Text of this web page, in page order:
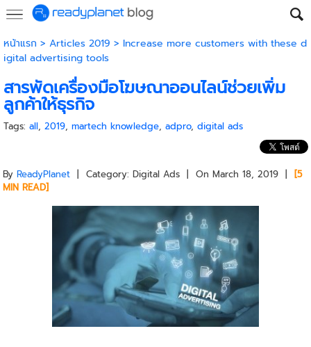
หน้าแรก > Articles 2019 > Increase more customers with these d
igital advertising tools
สารพัดเครื่องมือโฆษณาออนไลน์ช่วยเพิ่ม
ลูกค้าให้ธุรกิจ
Tags: all, 2019, martech knowledge, adpro, digital ads
ByReadyPlanet | Category: Digital Ads | On March 18, 2019 |[5
MIN READ]